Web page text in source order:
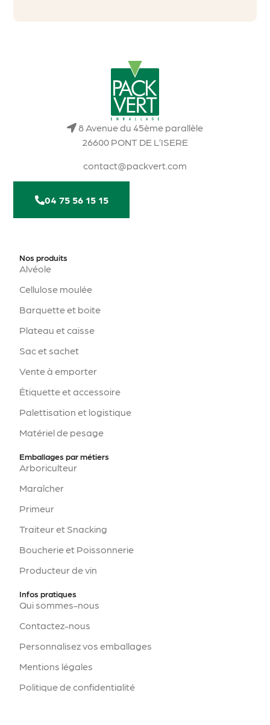
8 Avenue du 45ème parallèle
26600 PONT DE L’ISERE
contact@packvert.com
04 75 56 15 15
Nos produits
Alvéole
Cellulose moulée
Barquette et boite
Plateau et caisse
Sac et sachet
Vente à emporter
Étiquette et accessoire
Palettisation et logistique
Matériel de pesage
Emballages par métiers
Arboriculteur
Maraîcher
Primeur
Traiteur et Snacking
Boucherie et Poissonnerie
Producteur de vin
Infos pratiques
Qui sommes-nous
Contactez-nous
Personnalisez vos emballages
Mentions légales
Politique de confidentialité